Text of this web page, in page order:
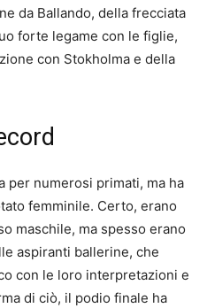
da Ballando, della frecciata
forte legame con le figlie,
con Stokholma e della
per numerosi primati, ma ha
femminile. Certo, erano
maschile, ma spesso erano
aspiranti ballerine, che
con le loro interpretazioni e
di ciò, il podio finale ha